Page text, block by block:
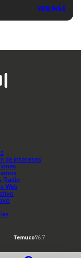
VER MÁS
de intereses
Radio
Web
Temuco96.7